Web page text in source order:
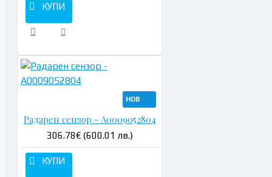
КУПИ
НОВ
Радарен сензор - A0009052804
306.78€ (600.01 лв.)
КУПИ